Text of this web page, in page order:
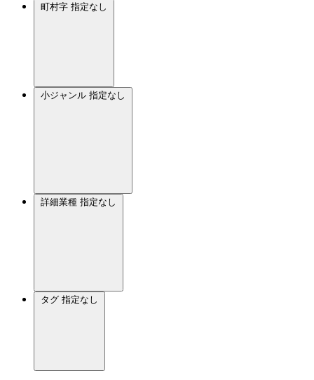
町村字 指定なし
小ジャンル 指定なし
詳細業種 指定なし
タグ 指定なし